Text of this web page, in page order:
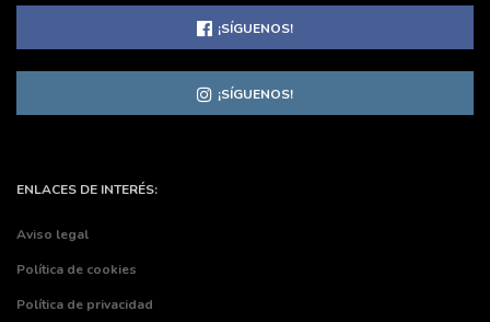
¡SÍGUENOS!
¡SÍGUENOS!
ENLACES DE INTERÉS:
Aviso legal
Política de cookies
Política de privacidad